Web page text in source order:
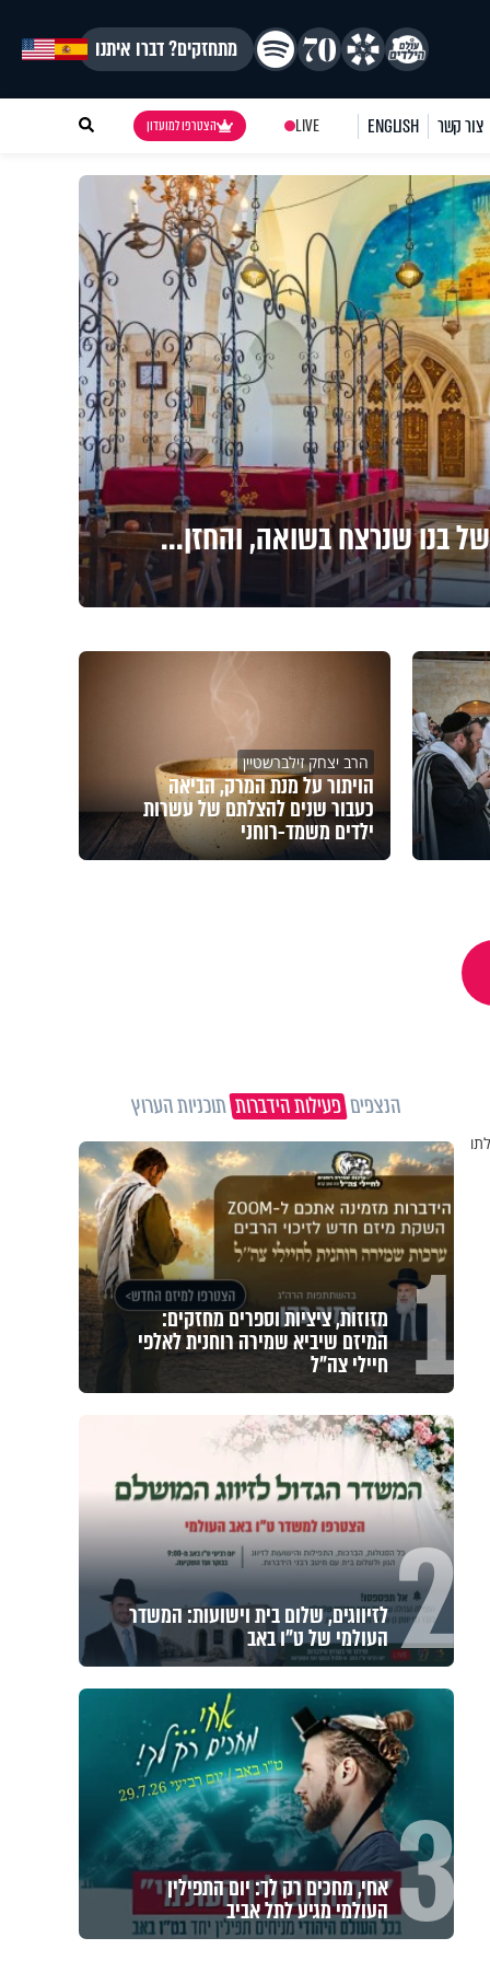
מתחזקים? דברו איתנו
צור קשר ENGLISH
LIVE הצטרפו למועדון
בנו שנרצח בשואה, והחזן...
הרב יצחק זילברשטיין
הויתור על מנת המרק, הביאה
כעבור שנים להצלתם של עשרות
ילדים משמד-רוחני
הנצפיםפעילות הידברותתוכניות הערוץ
1 מזוזות, ציציות וספרים מחזקים:
המיזם שיביא שמירה רוחנית לאלפי
חיילי צה"ל
2 לזיווגים, שלום בית וישועות: המשדר
העולמי של ט"ו באב
3 אחי, מחכים רק לך: יום התפילין
העולמי מגיע לתל אביב